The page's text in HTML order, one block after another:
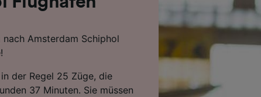
Amsterdam Schiphol
der Regel 25 Züge, die
37 Minuten. Sie müssen